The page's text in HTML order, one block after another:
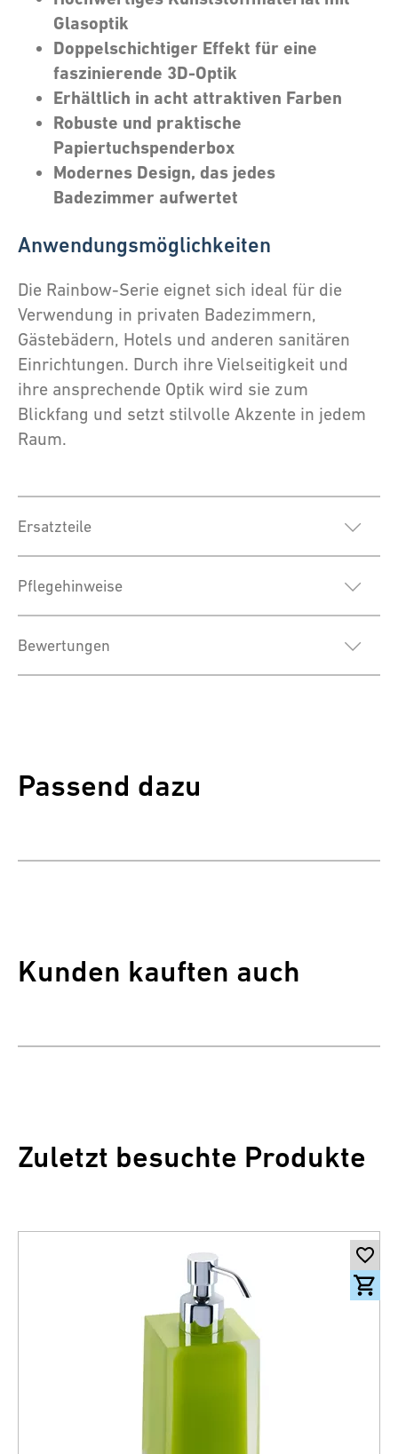
Glasoptik
Doppelschichtiger Effekt für eine
faszinierende 3D-Optik
Erhältlich in acht attraktiven Farben
Robuste und praktische
Papiertuchspenderbox
Modernes Design, das jedes
Badezimmer aufwertet
Anwendungsmöglichkeiten
Die Rainbow-Serie eignet sich ideal für die
Verwendung in privaten Badezimmern,
Gästebädern, Hotels und anderen sanitären
Einrichtungen. Durch ihre Vielseitigkeit und
ihre ansprechende Optik wird sie zum
Blickfang und setzt stilvolle Akzente in jedem
Raum.
Ersatzteile
Pflegehinweise
Bewertungen
Passend dazu
Kunden kauften auch
Zuletzt besuchte Produkte